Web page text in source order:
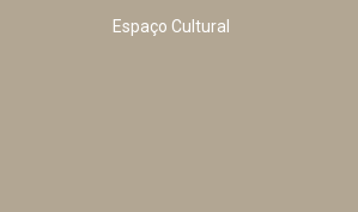
Espaço Cultural